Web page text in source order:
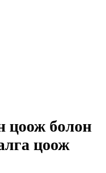
цоож болон
цоож